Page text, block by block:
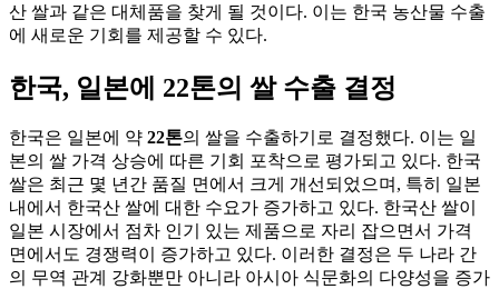
산 쌀과 같은 대체품을 찾게 될 것이다. 이는 한국 농산물 수출
에 새로운 기회를 제공할 수 있다.
한국, 일본에 22톤의 쌀 수출 결정
한국은 일본에 약 22톤의 쌀을 수출하기로 결정했다. 이는 일
본의 쌀 가격 상승에 따른 기회 포착으로 평가되고 있다. 한국
쌀은 최근 몇 년간 품질 면에서 크게 개선되었으며, 특히 일본
내에서 한국산 쌀에 대한 수요가 증가하고 있다. 한국산 쌀이
일본 시장에서 점차 인기 있는 제품으로 자리 잡으면서 가격
면에서도 경쟁력이 증가하고 있다. 이러한 결정은 두 나라 간
의 무역 관계 강화뿐만 아니라 아시아 식문화의 다양성을 증가